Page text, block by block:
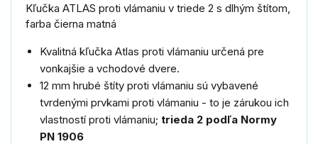
Kľučka ATLAS proti vlámaniu v triede 2 s dlhým štítom,
farba čierna matná
Kvalitná kľučka Atlas proti vlámaniu určená pre
vonkajšie a vchodové dvere.
12 mm hrubé štíty proti vlámaniu sú vybavené
tvrdenými prvkami proti vlámaniu - to je zárukou ich
vlastností proti vlámaniu; trieda 2 podľa Normy
PN 1906